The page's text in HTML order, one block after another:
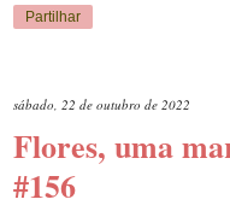
Partilhar
sábado, 22 de outubro de 2022
Flores, uma
#156